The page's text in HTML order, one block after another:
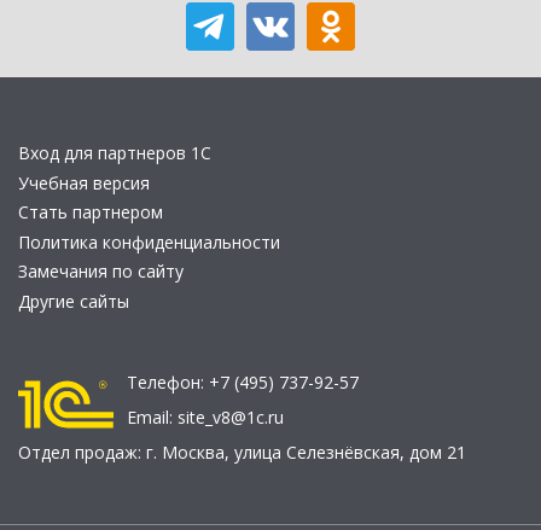
Вход для партнеров 1С
Учебная версия
Стать партнером
Политика конфиденциальности
Замечания по сайту
Другие сайты
Телефон: +7 (495) 737-92-57
Email: site_v8@1c.ru
Отдел продаж: г. Москва, улица Селезнёвская, дом 21